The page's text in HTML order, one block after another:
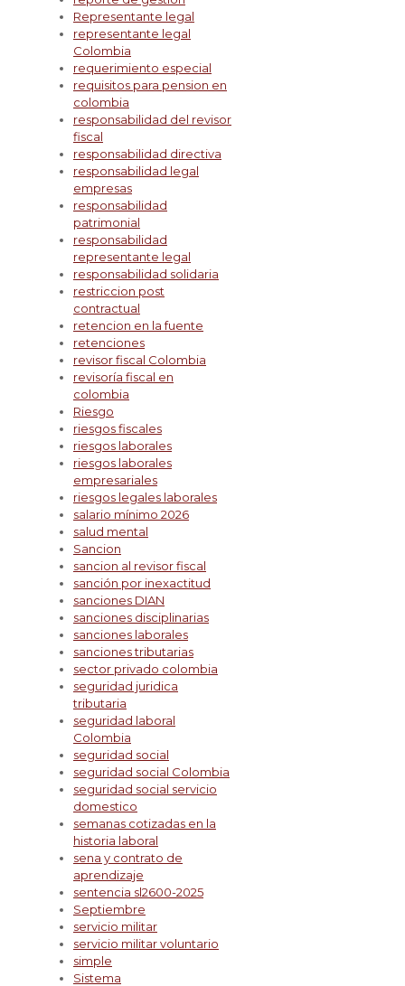
Representante legal
representante legal
Colombia
requerimiento especial
requisitos para pension en
colombia
responsabilidad del revisor
fiscal
responsabilidad directiva
responsabilidad legal
empresas
responsabilidad
patrimonial
responsabilidad
representante legal
responsabilidad solidaria
restriccion post
contractual
retencion en la fuente
retenciones
revisor fiscal Colombia
revisoría fiscal en
colombia
Riesgo
riesgos fiscales
riesgos laborales
riesgos laborales
empresariales
riesgos legales laborales
salario mínimo 2026
salud mental
Sancion
sancion al revisor fiscal
sanción por inexactitud
sanciones DIAN
sanciones disciplinarias
sanciones laborales
sanciones tributarias
sector privado colombia
seguridad juridica
tributaria
seguridad laboral
Colombia
seguridad social
seguridad social Colombia
seguridad social servicio
domestico
semanas cotizadas en la
historia laboral
sena y contrato de
aprendizaje
sentencia sl2600-2025
Septiembre
servicio militar
servicio militar voluntario
simple
Sistema